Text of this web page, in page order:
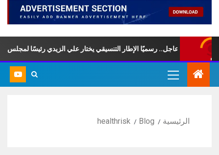
عاجل.. رسميًا الإطار التنسيقي يختار علي الزيدي رئيسًا لمجلس
الرئيسية Blog
healthrisk